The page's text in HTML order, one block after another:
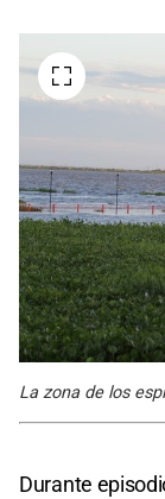
La zona de los
Durante